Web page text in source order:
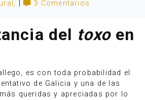
, 3 Comentarios
del toxoen
es con toda probabilidad el
de Galicia y una de las
queridas y apreciadas por lo